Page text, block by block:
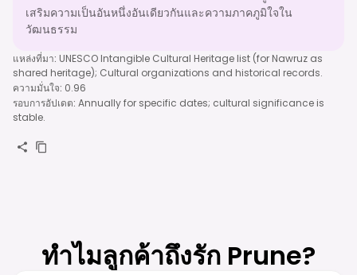
เสริมความเป็นอันหนึ่งอันเดียวกันและความภาคภูมิใจใน
วัฒนธรรม
แหล่งที่มา: UNESCO Intangible Cultural Heritage list (for Nawruz as
shared heritage); Cultural organizations and historical records.
ความมั่นใจ: 0.96
รอบการอัปเดต: Annually for specific dates; cultural significance is
stable.
ทำไมลูกค้าถึงรัก Prune?